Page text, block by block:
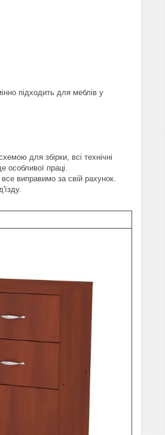
підходить для меблів у
для збірки, всі технічні
праці.
виправимо за свій рахунок.